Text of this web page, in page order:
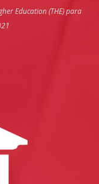
Education (THE) para